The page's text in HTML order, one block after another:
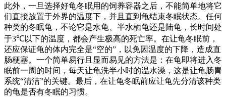
此外，一旦选择好龟冬眠用的饲养容器之后，不能简单地将它
们直接放置于外界的温度下，并且直到龟结束冬眠状态。任何
种类的冬眠龟，不论它是水龟、半水栖龟还是陆龟，长时间处
于3℃以下的温度，都会产生极高的死亡率。在让龟冬眠前，
还应保证龟的体内完全是“空的” ，以免因温度的下降，造成直
肠梗塞。一个简单易行且显而易见的方法是：在龟即将进入冬
眠前一周的时间，每天让龟洗半小时的温水澡，这是让龟肠胃
系统“清洁”的关键。最后，在让龟冬眠前应让龟先分清该种类
的龟是否有冬眠的习惯。